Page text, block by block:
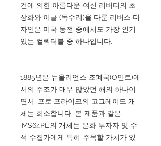
건에 의한 아름다운 여신 리버티의 초
상화와 이글 (독수리)을 다룬 리버스 디
자인은 미국 동전 중에서도 가장 인기
있는 컬렉터블 중 하나입니다.
1885년은 뉴올리언스 조폐국(O민트)에
서의 주조가 매우 많았던 해의 하나이
면서, 프로 프라이크의 고그레이드 개
체는 희소합니다. 본 제품과 같은
'MS64PL'의 개체는 은화 투자자 및 수
석 수집가에게 특히 주목할 가치가 있